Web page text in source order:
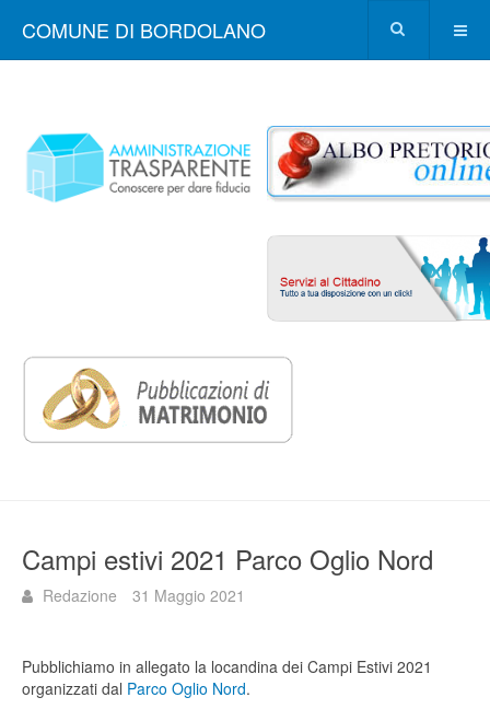
COMUNE DI BORDOLANO
Campi estivi 2021 Parco Oglio Nord
Redazione 31 Maggio 2021
Pubblichiamo in allegato la locandina dei Campi Estivi 2021
organizzati dal Parco Oglio Nord.